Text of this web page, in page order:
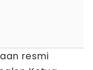
resmi